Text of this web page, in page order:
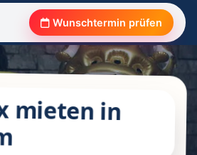
Wunschtermin prüfen
mieten in